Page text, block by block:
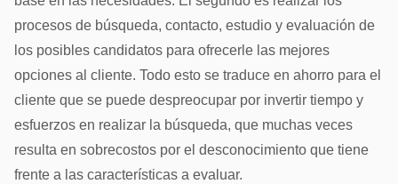
procesos de búsqueda, contacto, estudio y evaluación de
los posibles candidatos para ofrecerle las mejores
opciones al cliente. Todo esto se traduce en ahorro para el
cliente que se puede despreocupar por invertir tiempo y
esfuerzos en realizar la búsqueda, que muchas veces
resulta en sobrecostos por el desconocimiento que tiene
frente a las características a evaluar.